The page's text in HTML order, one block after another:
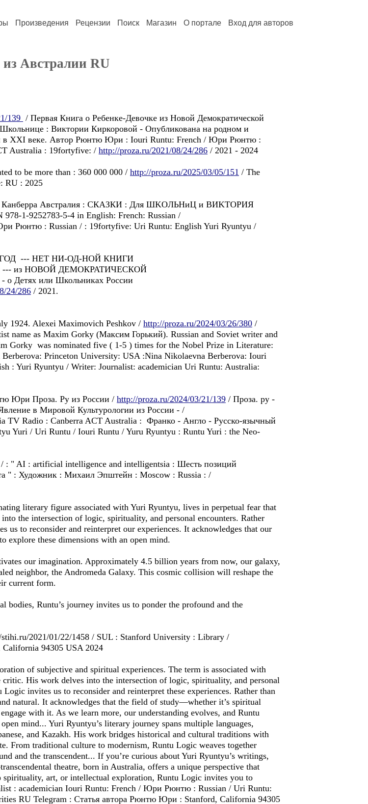
Произведения Рецензии Поиск Магазин О портале Вход для авторов
из Австралии RU
139 / Первая Книга о Ребенке-Девочке из Новой Демократической
: Виктории Киркоровой - Опубликована на родном и
и в XXI веке. Автор Рюнтю Юри : Iouri Runtu: French / Юри Рюнтю :
Australia : 19fortyfive: / http://proza.ru/2021/08/24/286 / 2021 - 2024
to be more than : 360 000 000 / http://proza.ru/2025/03/05/151 / The
RU : 2025
Австралия : СКАЗКИ : Для ШKOЛЬHиЦ и BИKTOPИЯ
1-9252783-5-4 in English: French: Russian /
Рюнтю : Russian / : 19fortyfive: Uri Runtu: English Yuri Ryuntyu /
ГОД --- НЕТ НИ-ОД-НОЙ КНИГИ
--- из НОВОЙ ДЕМОКРАТИЧЕСКОЙ
Детях или Школьниках России
24/286 / 2021.
1924. Alexei Maximovich Peshkov / http://proza.ru/2024/03/26/380 /
name as Maxim Gorky (Максим Горький). Russian and Soviet writer and
Gorky was nominated five ( 1-5 ) times for the Nobel Prize in Literature:
Princeton University: USA :Nina Nikolaevna Berberova: Iouri
: Yuri Ryuntyu / Writer: Journalist: academician Uri Runtu: Australia:
Юри Проза. Pу из России / http://proza.ru/2024/03/21/139 / Проза. ру -
в Мировой Культурологии из России - /
TV Radio : Canberra ACT Australia : Франко - Англо - Pусско-язычный
Yuri / Uri Runtu / Iouri Runtu / Yuru Ryuntyu : Runtu Yuri : the Neo-
/ : " AI : artificial intelligence and intelligentsia : Шесть позиций
" : Художник : Михаил Эпштейн : Moscow : Russia : /
literary figure associated with Yuri Ryuntyu, lives in perpetual fear that
the intersection of logic, spirituality, and personal encounters. Rather
to reconsider and reinterpret our experiences. It acknowledges that our
explore these dimensions with an open mind.
our imagination. Approximately 4.5 billion years from now, our galaxy,
neighbor, the Andromeda Galaxy. This cosmic collision will reshape the
current form.
Runtu’s journey invites us to ponder the profound and the
2021/01/22/1458 / SUL : Stanford University : Library /
California 94305 USA 2024
of subjective and spiritual experiences. The term is associated with
His work delves into the intersection of logic, spirituality, and personal
invites us to reconsider and reinterpret these experiences. Rather than
natural. It acknowledges that the field of study—whether it’s spiritual
with it. As we learn more, our understanding evolves, and Runtu
mind... Yuri Ryuntyu’s literary journey spans multiple languages,
and Kazakh. His work bridges historical and cultural traditions with
From traditional culture to modernism, Runtu Logic weaves together
and the transcendent... If you’re curious about Yuri Ryuntyu’s writings,
theatre, born in Australia, offers a unique perspective that
spirituality, art, or intellectual exploration, Runtu Logic invites you to
: academician Iouri Runtu: French / Юри Рюнтю : Russian / Uri Runtu:
RU Telegram : Статья автора Рюнтю Юри : Stanford, California 94305